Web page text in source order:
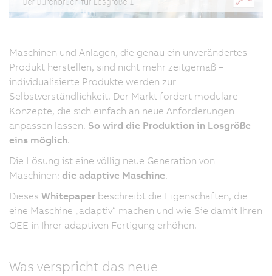
Maschinen und Anlagen, die genau ein unverändertes
Produkt herstellen, sind nicht mehr zeitgemäß –
individualisierte Produkte werden zur
Selbstverständlichkeit. Der Markt fordert modulare
Konzepte, die sich einfach an neue Anforderungen
anpassen lassen. So wird die Produktion in Losgröße
eins möglich.
Die Lösung ist eine völlig neue Generation von
Maschinen: die adaptive Maschine.
Dieses Whitepaper beschreibt die Eigenschaften, die
eine Maschine „adaptiv“ machen und wie Sie damit Ihren
OEE in Ihrer adaptiven Fertigung erhöhen.
Was verspricht das neue